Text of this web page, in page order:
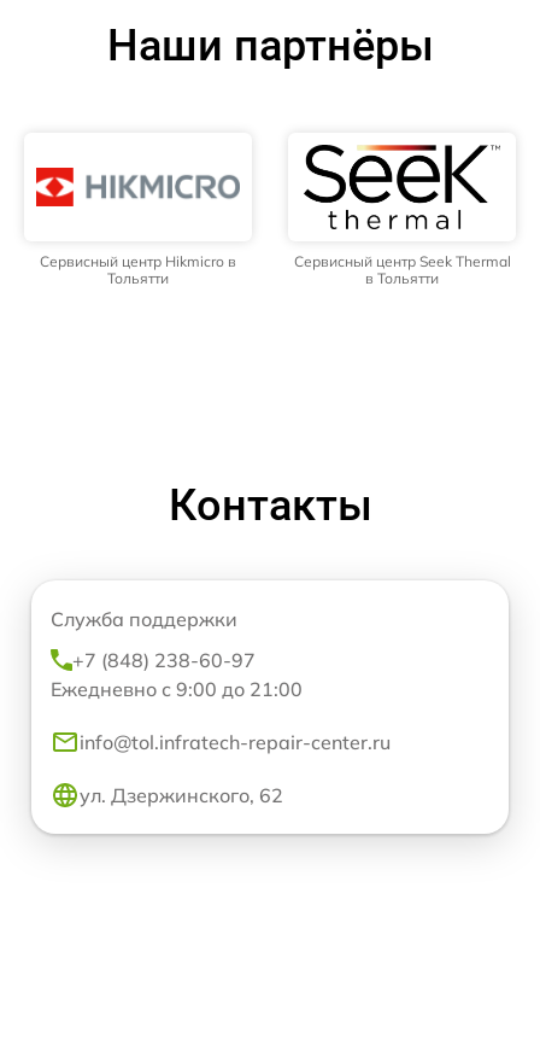
Наши партнёры
Сервисный центр Hikmicro в
Тольятти
Сервисный центр Seek Thermal
в Тольятти
Контакты
Служба поддержки
+7 (848) 238-60-97
Ежедневно с 9:00 до 21:00
info@tol.infratech-repair-center.ru
ул. Дзержинского, 62